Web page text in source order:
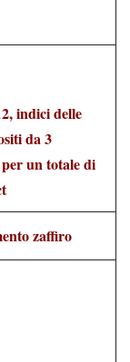
indici delle
da 3
un totale di
zaffiro